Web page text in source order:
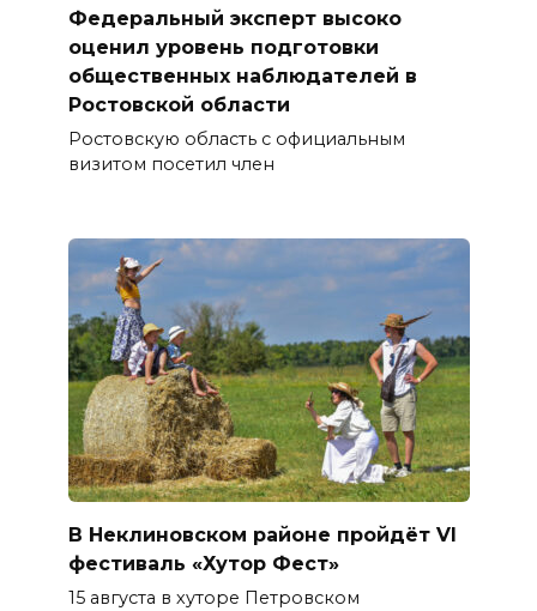
Федеральный эксперт высоко
оценил уровень подготовки
общественных наблюдателей в
Ростовской области
Ростовскую область с официальным
визитом посетил член
В Неклиновском районе пройдёт VI
фестиваль «Хутор Фест»
15 августа в хуторе Петровском